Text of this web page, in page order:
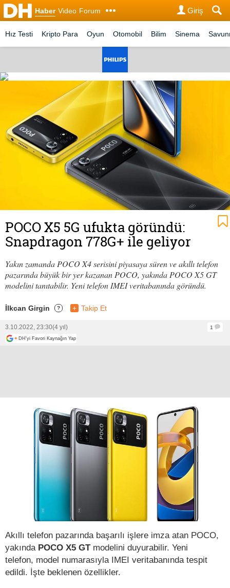
Haber Video Forum Giriş
Hız Testi Kripto Para Oyun Otomobil Bilim Sinema
POCO X5 5G ufukta göründü:
Snapdragon 778G+ ile geliyor
Yakın zamanda POCO X4 serisini piyasaya süren ve akıllı telefon
pazarında büyük bir yer kazanan POCO, yakında POCO X5 GT
modelini tanıtabilir. Yeni telefon IMEI veritabanında göründü.
İlkcan Girgin ? + Takip Et
3.10.2022, 23:30(4 yıl)
1
+ DH'yi Favori Kaynağın Yap
Akıllı telefon pazarında başarılı işlere imza atan POCO,
yakında POCO X5 GTmodelini duyurabilir. Yeni
telefon, model numarasıyla IMEI veritabanında tespit
edildi. İşte beklenen özellikler.